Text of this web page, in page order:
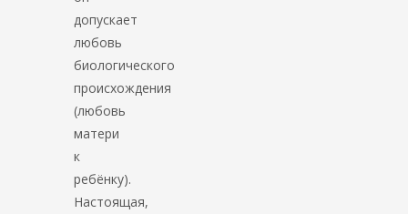
допускает
любовь
биологического
происхождения
(любовь
матери
к
ребёнку).
Настоящая,